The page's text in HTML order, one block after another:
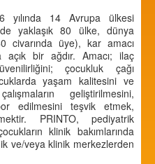
yılında 14 Avrupa ülkesi
yaklaşık 80 ülke, dünya
civarında üye), kar amacı
açık bir ağdır. Amacı; ilaç
çocukluk çağı
yaşam kalitesini ve
geliştirilmesini,
edilmesini teşvik etmek,
PRINTO, pediyatrik
klinik bakımlarında
ve/veya klinik merkezlerden